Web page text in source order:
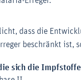
dass die
beschränkt ist,